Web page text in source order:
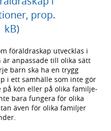
prop.
kB)
föräldra­skap utvecklas i
anpas­sade till olika sätt
barn ska ha en trygg
i ett sam­hälle som inte gör
på kön eller på olika familje­
bara fungera för olika
även för olika familjer